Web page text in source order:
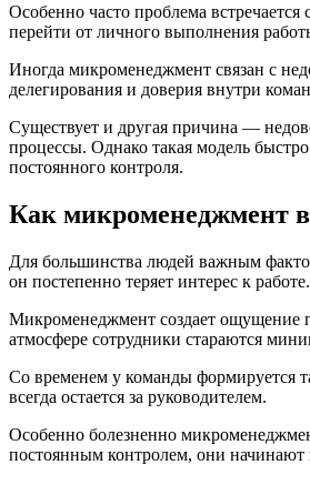
Особенно часто проблема
перейти от личного выполнения
Иногда микроменеджмент связан с
делегирования и доверия внутри
Существует и другая причина —
процессы. Однако такая модель
постоянного контроля.
Как микроменеджмент
Для большинства людей важным
он постепенно теряет интерес к работе.
Микроменеджмент создает ощущение
атмосфере сотрудники стараются
Со временем у команды формируется
всегда остается за руководителем.
Особенно болезненно
постоянным контролем, они начинают